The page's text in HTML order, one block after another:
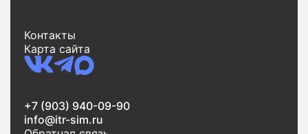
Контакты
Карта сайта
+7 (903) 940-09-90
info@itr-sim.ru